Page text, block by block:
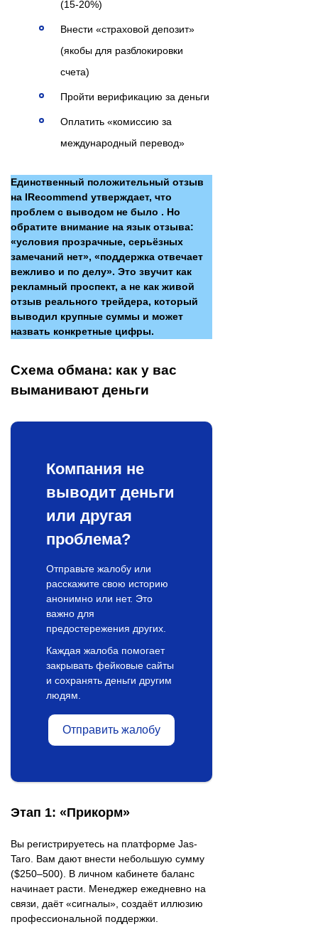
(15-20%)
Внести «страховой депозит»
(якобы для разблокировки
счета)
Пройти верификацию за деньги
Оплатить «комиссию за
международный перевод»
Единственный положительный отзыв
на IRecommend утверждает, что
проблем с выводом не было . Но
обратите внимание на язык отзыва:
«условия прозрачные, серьёзных
замечаний нет», «поддержка отвечает
вежливо и по делу». Это звучит как
рекламный проспект, а не как живой
отзыв реального трейдера, который
выводил крупные суммы и может
назвать конкретные цифры.
Схема обмана: как у вас
выманивают деньги
Компания не
выводит деньги
или другая
проблема?
Отправьте жалобу или
расскажите свою историю
анонимно или нет. Это
важно для
предостережения других.
Каждая жалоба помогает
закрывать фейковые сайты
и сохранять деньги другим
людям.
Отправить жалобу
Этап 1: «Прикорм»
Вы регистрируетесь на платформе Jas-
Taro. Вам дают внести небольшую сумму
($250–500). В личном кабинете баланс
начинает расти. Менеджер ежедневно на
связи, даёт «сигналы», создаёт иллюзию
профессиональной поддержки.